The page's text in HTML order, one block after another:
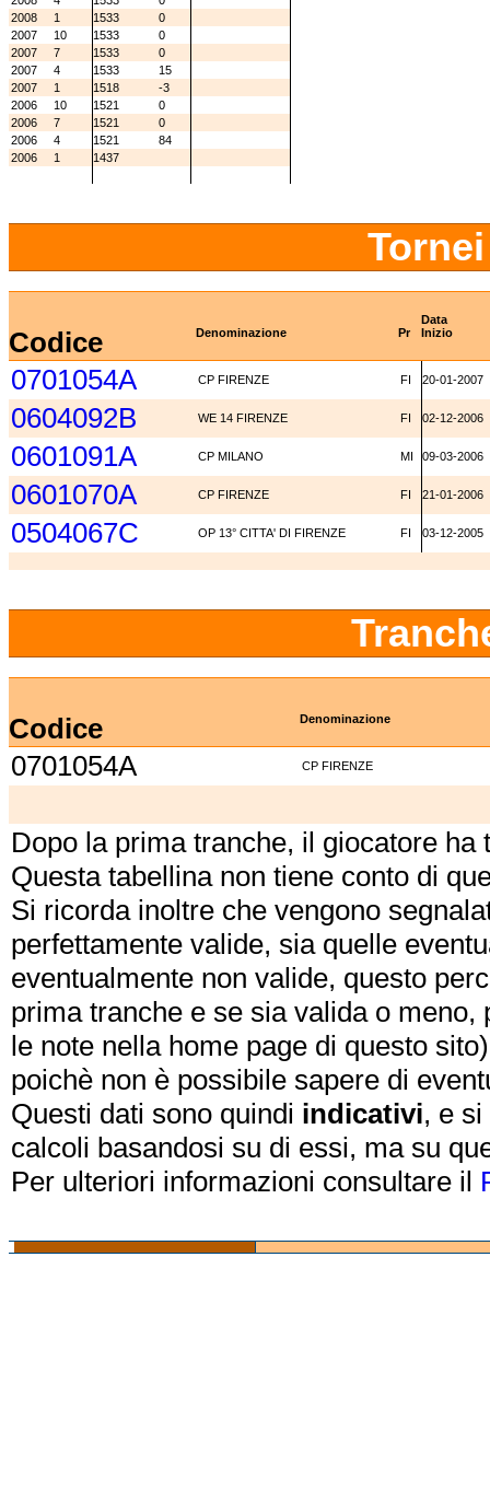
2008
1 1533
0
2007
10 1533
0
2007
7 1533
0
2007
4 1533
15
2007
1 1518
-3
2006
10 1521
0
2006
7 1521
0
2006
4 1521
84
2006
1 1437
Data
Codice Denominazione Pr Inizio
0701054A CP FIRENZE FI 20-01-2007
0604092B WE 14 FIRENZE FI 02-12-2006
0601091A CP MILANO MI 09-03-2006
0601070A CP FIRENZE FI 21-01-2006
0504067C OP 13° CITTA' DI FIRENZE FI 03-12-2005
Codice Denominazione
0701054A CP FIRENZE
Dopo la prima tranche, il giocatore
Questa tabellina non tiene conto di
Si ricorda inoltre che vengono
perfettamente valide, sia quelle
eventualmente non valide, questo
prima tranche e se sia valida o
le note nella home page di questo
poichè non è possibile sapere di
Questi dati sono quindi indicativi, e
calcoli basandosi su di essi, ma su
Per ulteriori informazioni consultare il